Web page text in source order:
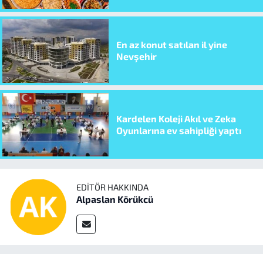
En az konut satılan il yine
Nevşehir
Kardelen Koleji Akıl ve Zeka
Oyunlarına ev sahipliği yaptı
EDITÖR HAKKINDA
Alpaslan Körükcü